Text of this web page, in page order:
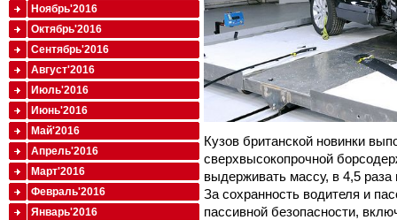
Кузов британской новинки
сверхвысокопрочной
выдерживать массу, в 4,5
За сохранность водителя и
пассивной безопасности,
Ноябрь'2016
Октябрь'2016
Сентябрь'2016
Август'2016
Июль'2016
Июнь'2016
Май'2016
Апрель'2016
Март'2016
Февраль'2016
Январь'2016